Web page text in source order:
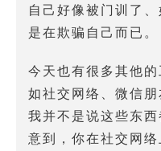
自己好像被门训了
是在欺骗自己而已。
今天也有很多其他
如社交网络、微信朋
我并不是说这些东
意到，你在社交网